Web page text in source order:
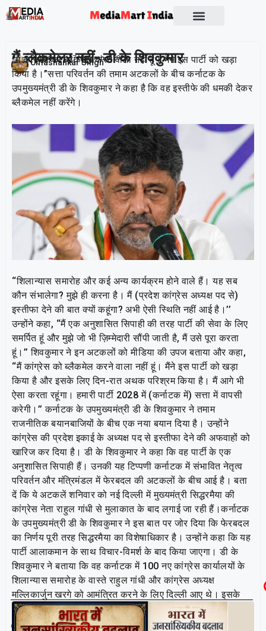
मैं ब्लैकमेलर नहीं- डी के शिवकुमार
Umashankar Singh
Publish On: 17 November 2025
“मैं कांग्रेस को ब्लैकमेल करने वाला नहीं हूं। मैंने इस पार्टी को खड़ा
किया है।”सत्ता परिवर्तन की तमाम अटकलों के बीच कर्नाटक के
उपमुख्यमंत्री डी के शिवकुमार ने कहा है कि वह इस्तीफे की धमकी देकर
ब्लैकमेल नहीं करेंगे।
‘‘शिलान्यास समारोह और कई अन्य कार्यक्रम होने वाले हैं। यह सब
कौन संभालेगा? मुझे ही करना है। मैं (प्रदेश कांग्रेस अध्यक्ष पद से)
इस्तीफा देने की बात क्यों कहूंगा? अभी ऐसी स्थिति नहीं आई है।’’
उन्होंने कहा, ‘‘मैं एक अनुशासित सिपाही की तरह पार्टी की सेवा के लिए
समर्पित हूं और मुझे जो भी ज़िम्मेदारी सौंपी जाती है, मैं उसे पूरा करता
हूं।’’ शिवकुमार ने इन अटकलों को मीडिया की उपज बताया और कहा,
‘‘मैं कांग्रेस को ब्लैकमेल करने वाला नहीं हूं। मैंने इस पार्टी को खड़ा
किया है और इसके लिए दिन-रात अथक परिश्रम किया है। मैं आगे भी
ऐसा करता रहूंगा। हमारी पार्टी 2028 में (कर्नाटक में) सत्ता में वापसी
करेगी।’’ कर्नाटक के उपमुख्यमंत्री डी के शिवकुमार ने तमाम
राजनीतिक बयानबाजियों के बीच एक नया बयान दिया है। उन्होंने
कांग्रेस की प्रदेश इकाई के अध्यक्ष पद से इस्तीफा देने की अफवाहों को
खारिज कर दिया है। डी के शिवकुमार ने कहा कि वह पार्टी के एक
अनुशासित सिपाही हैं। उनकी यह टिप्पणी कर्नाटक में संभावित नेतृत्व
परिवर्तन और मंत्रिमंडल में फेरबदल की अटकलों के बीच आई है। बता
दें कि ये अटकलें शनिवार को नई दिल्ली में मुख्यमंत्री सिद्धरमैया की
कांग्रेस नेता राहुल गांधी से मुलाकात के बाद लगाई जा रही हैं।कर्नाटक
के उपमुख्यमंत्री डी के शिवकुमार ने इस बात पर जोर दिया कि फेरबदल
का निर्णय पूरी तरह सिद्धरमैया का विशेषाधिकार है। उन्होंने कहा कि यह
पार्टी आलाकमान के साथ विचार-विमर्श के बाद किया जाएगा। डी के
शिवकुमार ने बताया कि वह कर्नाटक में 100 नए कांग्रेस कार्यालयों के
शिलान्यास समारोह के वास्ते राहुल गांधी और कांग्रेस अध्यक्ष
मल्लिकार्जुन खरगे को आमंत्रित करने के लिए दिल्ली आए थे। इसके
अलावा सिद्धारमैया भी दिल्ली में ही हैं।
Related Post